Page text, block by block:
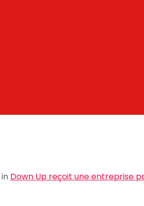
in Down Up reçoit une entreprise